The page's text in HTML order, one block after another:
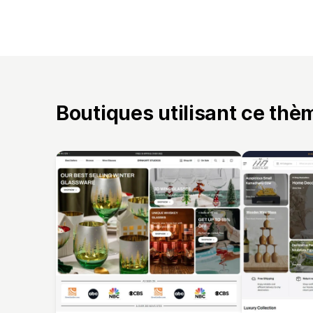
Boutiques utilisant ce